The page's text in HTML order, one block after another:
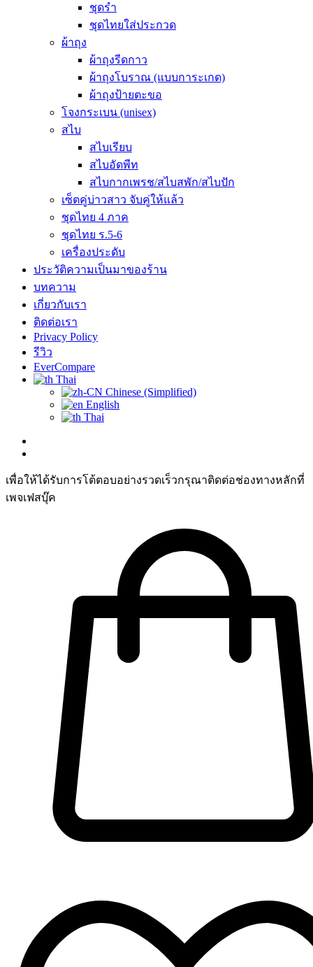
ชุดรำ
ชุดไทยใส่ประกวด
ผ้าถุง
ผ้าถุงรีดกาว
ผ้าถุงโบราณ (แบบการะเกด)
ผ้าถุงป้ายตะขอ
โจงกระเบน (unisex)
สไบ
สไบเรียบ
สไบอัดพีท
สไบกากเพรช/สไบสพัก/สไบปัก
เซ็ตคู่บ่าวสาว จับคู่ให้แล้ว
ชุดไทย 4 ภาค
ชุดไทย ร.5-6
เครื่องประดับ
ประวัติความเป็นมาของร้าน
บทความ
เกี่ยวกับเรา
ติดต่อเรา
Privacy Policy
รีวิว
EverCompare
Thai
Chinese (Simplified)
English
Thai
เพื่อให้ได้รับการโต้ตอบอย่างรวดเร็วกรุณาติดต่อช่องทางหลักที่
เพจเฟสบุ๊ค